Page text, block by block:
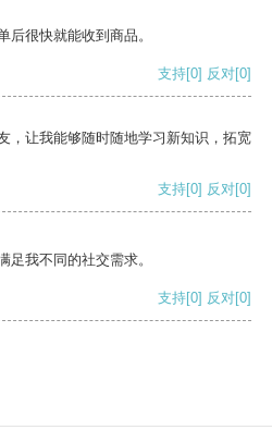
后很快就能收到商品。
支持[0] 反对[0]
，让我能够随时随地学习新知识，拓宽
支持[0] 反对[0]
足我不同的社交需求。
支持[0] 反对[0]